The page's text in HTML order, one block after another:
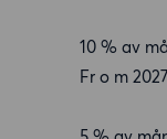
10 % av
Fr o m